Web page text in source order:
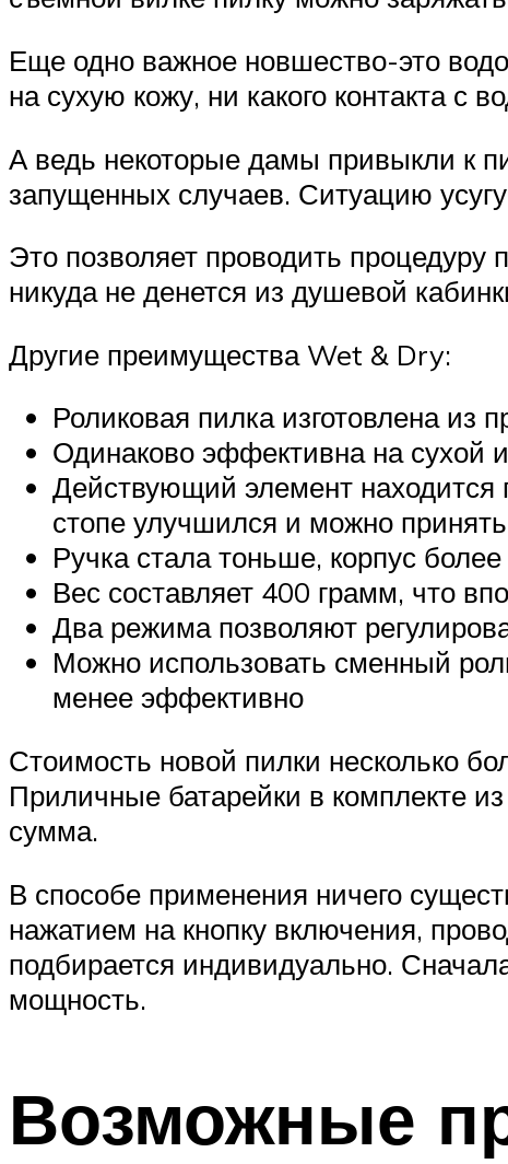
Еще одно важное новшество-это
на сухую кожу, ни какого контакта с
А ведь некоторые дамы привыкли к
запущенных случаев. Ситуацию
Это позволяет проводить
никуда не денется из душевой
Другие преимущества Wet & Dry:
Роликовая пилка изготовлена из
Одинаково эффективна на сухой
Действующий элемент находится
стопе улучшился и можно
Ручка стала тоньше, корпус
Вес составляет 400 грамм, что
Два режима позволяют
Можно использовать сменный
менее эффективно
Стоимость новой пилки несколько
Приличные батарейки в комплекте
сумма.
В способе применения ничего
нажатием на кнопку включения,
подбирается индивидуально.
мощность.
Возможные